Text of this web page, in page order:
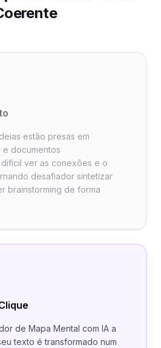
estão presas em
documentos
ver as conexões e o
desafiador sintetizar
brainstorming de forma
de Mapa Mental com IA a
texto é transformado num